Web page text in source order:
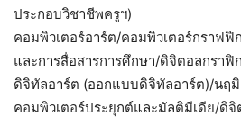
ประกอบวิชาชีพครูฯ)
คอมพิวเตอร์อาร์ต/คอมพิวเตอร์กราฟฟิ
และการสื่อสารการศึกษา/ดิจิตอลกราฟิก
ดิจิทัลอาร์ต (ออกแบบดิจิทัลอาร์ต)/นฤ
คอมพิวเตอร์ประยุกต์และมัลติมีเดีย/ดิจิ